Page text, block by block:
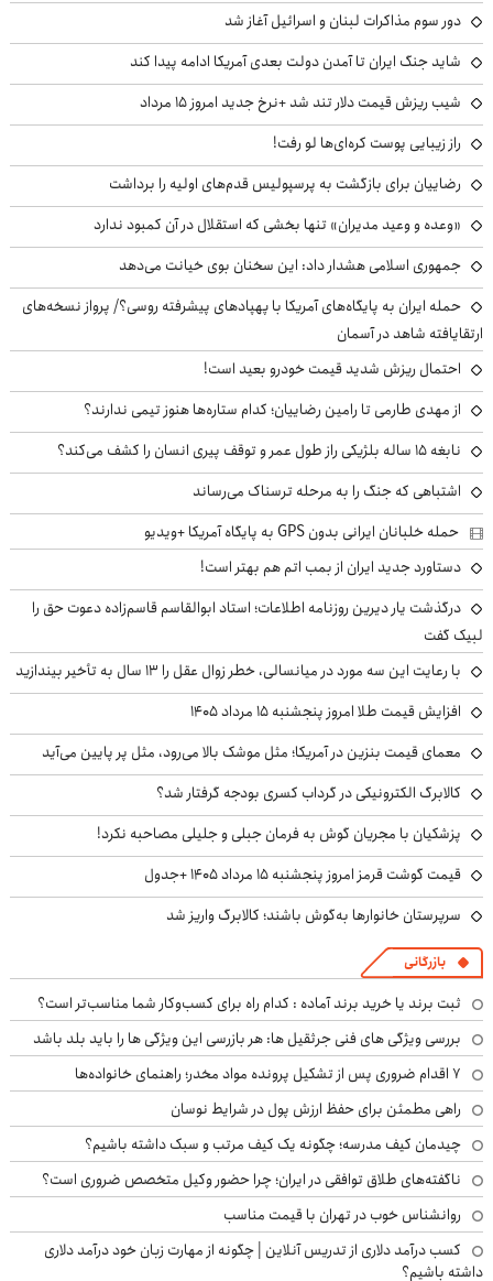
دور سوم مذاکرات لبنان و اسرائیل آغاز شد
شاید جنگ ایران تا آمدن دولت بعدی آمریکا ادامه پیدا کند
شیب ریزش قیمت دلار تند شد +نرخ جدید امروز ۱۵ مرداد
راز زیبایی پوست کره‌ای‌ها لو رفت!
رضاییان برای بازگشت به پرسپولیس قدم‌های اولیه را برداشت
«وعده و وعید مدیران» تنها بخشی که استقلال در آن کمبود ندارد
جمهوری اسلامی هشدار داد: این سخنان بوی خیانت می‌دهد
حمله ایران به پایگاه‌های آمریکا با پهپادهای پیشرفته روسی؟/ پرواز نسخه‌های
ارتقایافته شاهد در آسمان
احتمال ریزش شدید قیمت خودرو بعید است!
از مهدی طارمی تا رامین رضاییان؛ کدام ستاره‌ها هنوز تیمی ندارند؟
نابغه ۱۵ ساله بلژیکی راز طول عمر و توقف پیری انسان را کشف می‌کند؟
اشتباهی که جنگ را به مرحله ترسناک می‌رساند
حمله خلبانان ایرانی بدون GPS به پایگاه آمریکا +ویدیو
دستاورد جدید ایران از بمب اتم هم بهتر است!
درگذشت یار دیرین روزنامه اطلاعات؛ استاد ابوالقاسم قاسم‌زاده دعوت حق را
لبیک گفت
با رعایت این سه مورد در میانسالی، خطر زوال عقل را ۱۳ سال به تأخیر بیندازید
افزایش قیمت طلا امروز پنجشنبه ۱۵ مرداد ۱۴۰۵
معمای قیمت بنزین در آمریکا؛ مثل موشک بالا می‌رود، مثل پر پایین می‌آید
کالابرگ الکترونیکی در گرداب کسری بودجه گرفتار شد؟
پزشکیان با مجریان گوش به فرمان جبلی و جلیلی مصاحبه نکرد!
قیمت گوشت قرمز امروز پنجشنبه ۱۵ مرداد ۱۴۰۵ +جدول
سرپرستان خانوارها به‌گوش باشند؛ کالابرگ واریز شد
بازرگانی
ثبت برند یا خرید برند آماده : کدام راه برای کسب‌وکار شما مناسب‌تر است؟
بررسی ویژگی های فنی جرثقیل ها: هر بازرسی این ویژگی ها را باید بلد باشد
۷ اقدام ضروری پس از تشکیل پرونده مواد مخدر؛ راهنمای خانواده‌ها
راهی مطمئن برای حفظ ارزش پول در شرایط نوسان
چیدمان کیف مدرسه؛ چگونه یک کیف مرتب و سبک داشته باشیم؟
ناگفته‌های طلاق توافقی در ایران؛ چرا حضور وکیل متخصص ضروری است؟
روانشناس خوب در تهران با قیمت مناسب
کسب درآمد دلاری از تدریس آنلاین | چگونه از مهارت زبان خود درآمد دلاری
داشته باشیم؟